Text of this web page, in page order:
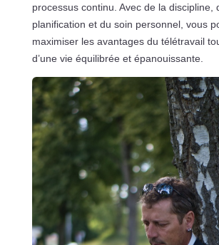
processus continu. Avec de la discipline,
planification et du soin personnel, vous
maximiser les avantages du télétravail
d’une vie équilibrée et épanouissante.